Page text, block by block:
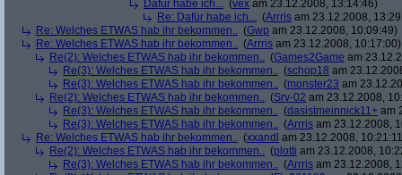
Dafür habe ich... (vex am 23.12.2008, 13:14:46)
Re: Dafür habe ich... (Arrris am 23.12.2008,
Re: Welches ETWAS hab ihr bekommen.. (Gwp am 23.12.2008, 10:09:49)
Re: Welches ETWAS hab ihr bekommen.. (Arrris am 23.12.2008, 10:17:00)
Re(2): Welches ETWAS hab ihr bekommen.. (Games2Game am
Re(3): Welches ETWAS hab ihr bekommen.. (schop18 am
Re(3): Welches ETWAS hab ihr bekommen.. (monster23 am
Re(2): Welches ETWAS hab ihr bekommen.. (Srv-02 am 23.12.2008,
Re(3): Welches ETWAS hab ihr bekommen.. (dasistmeinnick11+ am
Re(3): Welches ETWAS hab ihr bekommen.. (Arrris am 23.12.2008,
Re: Welches ETWAS hab ihr bekommen.. (xxandl am 23.12.2008,
Re(2): Welches ETWAS hab ihr bekommen.. (plotti am 23.12.2008,
Re(3): Welches ETWAS hab ihr bekommen.. (Arrris am 23.12.2008,